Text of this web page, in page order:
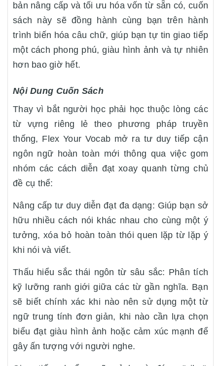
bản nâng cấp và tối ưu hóa vốn từ sẵn có, cuốn
sách này sẽ đồng hành cùng bạn trên hành
trình biến hóa câu chữ, giúp bạn tự tin giao tiếp
một cách phong phú, giàu hình ảnh và tự nhiên
hơn bao giờ hết.
Nội Dung Cuốn Sách
Thay vì bắt người học phải học thuộc lòng các
từ vựng riêng lẻ theo phương pháp truyền
thống, Flex Your Vocab mở ra tư duy tiếp cận
ngôn ngữ hoàn toàn mới thông qua việc gom
nhóm các cách diễn đạt xoay quanh từng chủ
đề cụ thể:
Nâng cấp tư duy diễn đạt đa dạng: Giúp bạn sở
hữu nhiều cách nói khác nhau cho cùng một ý
tưởng, xóa bỏ hoàn toàn thói quen lặp từ lặp ý
khi nói và viết.
Thấu hiểu sắc thái ngôn từ sâu sắc: Phân tích
kỹ lưỡng ranh giới giữa các từ gần nghĩa. Bạn
sẽ biết chính xác khi nào nên sử dụng một từ
ngữ trung tính đơn giản, khi nào cần lựa chọn
biểu đạt giàu hình ảnh hoặc cảm xúc mạnh để
gây ấn tượng với người nghe.